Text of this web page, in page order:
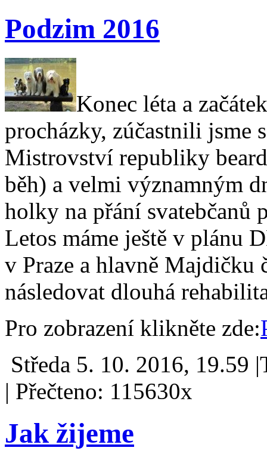
Podzim 2016
Konec léta a
procházky, zúčastnili jsme
Mistrovství republiky
běh) a velmi významným
holky na přání svatebčanů
Letos máme ještě v plánu
v Praze a hlavně Majdičku
následovat dlouhá
Pro zobrazení klikněte zde:
Středa 5. 10. 2016, 19.59
| Přečteno: 115630x
Jak žijeme